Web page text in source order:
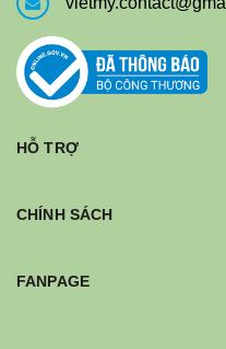
HỖ TRỢ
CHÍNH SÁCH
FANPAGE